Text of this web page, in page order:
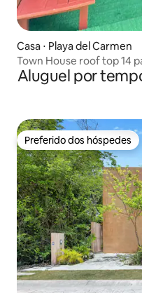
Casa ⋅ Playa del Carmen
Town House roof top 14
Aluguel por
Preferido dos hóspedes
Preferido dos hóspedes